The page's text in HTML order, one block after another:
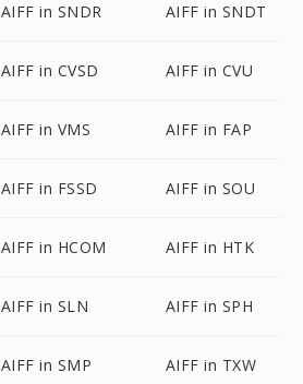
AIFF in SNDR AIFF in SNDT
AIFF in CVSD AIFF in CVU
AIFF in VMS AIFF in FAP
AIFF in FSSD AIFF in SOU
AIFF in HCOM AIFF in HTK
AIFF in SLN AIFF in SPH
AIFF in SMP AIFF in TXW